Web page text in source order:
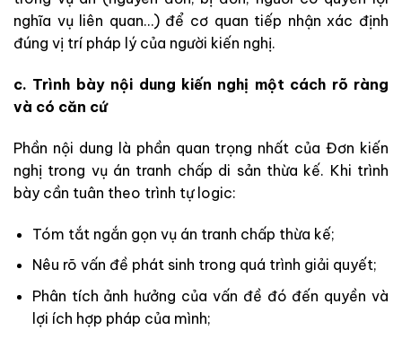
nghĩa vụ liên quan…) để cơ quan tiếp nhận xác định
đúng vị trí pháp lý của người kiến nghị.
c. Trình bày nội dung kiến nghị một cách rõ ràng
và có căn cứ
Phần nội dung là phần quan trọng nhất của Đơn kiến
nghị trong vụ án tranh chấp di sản thừa kế. Khi trình
bày cần tuân theo trình tự logic:
Tóm tắt ngắn gọn vụ án tranh chấp thừa kế;
Nêu rõ vấn đề phát sinh trong quá trình giải quyết;
Phân tích ảnh hưởng của vấn đề đó đến quyền và
lợi ích hợp pháp của mình;